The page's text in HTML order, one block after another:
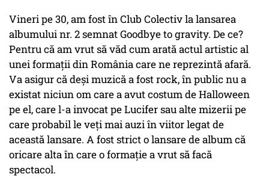
Vineri pe 30, am fost în Club Colectiv la lansarea
albumului nr. 2 semnat Goodbye to gravity. De ce?
Pentru că am vrut să văd cum arată actul artistic al
unei formaţii din România care ne reprezintă afară.
Va asigur că deşi muzică a fost rock, în public nu a
existat niciun om care a avut costum de Halloween
pe el, care l-a invocat pe Lucifer sau alte mizerii pe
care probabil le veţi mai auzi în viitor legat de
această lansare. A fost strict o lansare de album că
oricare alta în care o formaţie a vrut să facă
spectacol.